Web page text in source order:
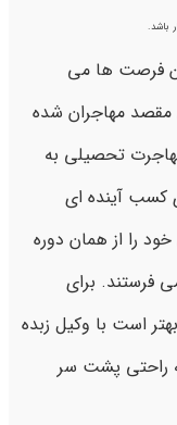
باشد.
فرصت ها می
مقصد مهاجران شده
تحصیلی به
کسب آینده ای
را از همان دوره
فرستند. برای
است با وکیل زبده
راحتی پشت سر